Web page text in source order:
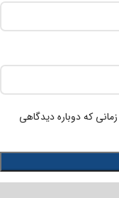
که دوباره دیدگاهی